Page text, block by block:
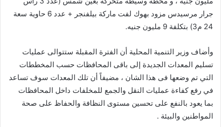
جرار مرسيدس مزود بهوك لفت ماركة بيلفنجر + عدد 6 حاوية سعة
24 م3) بتكلفة 9 مليون جنيه.
وأضاف وزير التنمية المحلية أن الفترة المقبلة ستتوالى عمليات
تسليم المعدات الجديدة إلى باقى المحافظات حسب المخططات
التي تم وضعها فى هذا الشان ، مضيفاً أن تلك المعدات سوف تساعد
في رفع كفاءة عمليات النقل والجمع للمخلفات داخل المحافظات
بما يعود بالنفع على تحسين مستوى النظافة والحفاظ على صحة
المواطنين والبيئة .